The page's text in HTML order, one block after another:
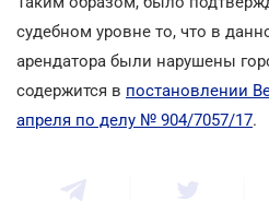
судебном уровне то, что в
арендатора были нарушены
содержится в постановлении
апреля по делу № 904/7057/17.